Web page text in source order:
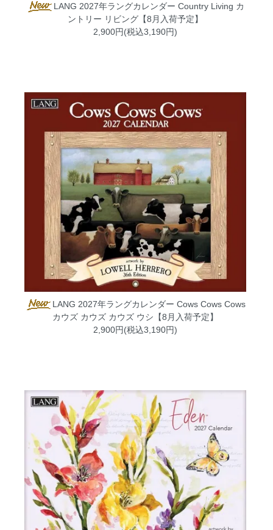
LANG 2027年ラングカレンダー Country Living カ
ントリー リビング【8月入荷予定】
2,900円(税込3,190円)
LANG 2027年ラングカレンダー Cows Cows Cows
カウズ カウズ カウズ ウシ【8月入荷予定】
2,900円(税込3,190円)